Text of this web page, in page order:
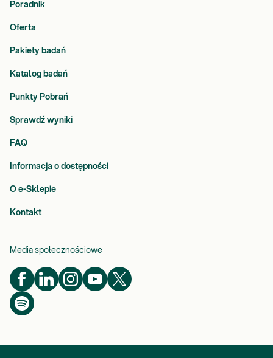
Poradnik
Oferta
Pakiety badań
Katalog badań
Punkty Pobrań
Sprawdź wyniki
FAQ
Informacja o dostępności
O e-Sklepie
Kontakt
Media społecznościowe